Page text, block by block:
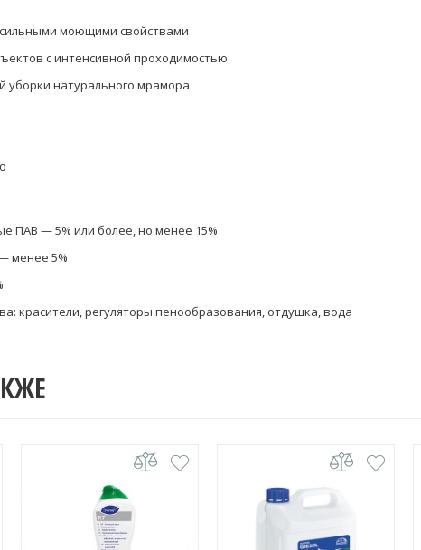
моющими свойствами
с интенсивной проходимостью
уборки натурального мрамора
ПАВ — 5% или более, но менее 15%
менее 5%
красители, регуляторы пенообразования, отдушка, вода